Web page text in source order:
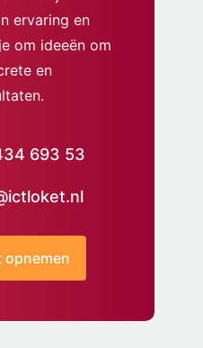
ervaring en
om ideeën om
en
693 53
opnemen